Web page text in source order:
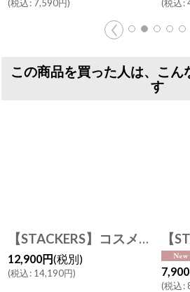
(税込: 7,590円) (税込:
この商品を買った人は、こん
す
【STACKERS】コスメ&ジュエリーバッグ Cosme Jewellery Bag ペブルグレイ Pebble Gray スタッカーズ イギリス ロンドン
12,900円(税別)
(税込: 14,190円) 7,900
(税込: